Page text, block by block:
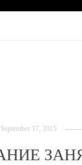
September 17, 2015